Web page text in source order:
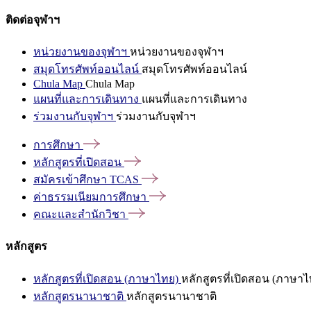
ติดต่อจุฬาฯ
หน่วยงานของจุฬาฯ หน่วยงานของจุฬาฯ
สมุดโทรศัพท์ออนไลน์ สมุดโทรศัพท์ออนไลน์
Chula Map Chula Map
แผนที่และการเดินทาง แผนที่และการเดินทาง
ร่วมงานกับจุฬาฯ ร่วมงานกับจุฬาฯ
การศึกษา
หลักสูตรที่เปิดสอน
สมัครเข้าศึกษา TCAS
ค่าธรรมเนียมการศึกษา
คณะและสำนักวิชา
หลักสูตร
หลักสูตรที่เปิดสอน (ภาษาไทย) หลักสูตรที่เปิดสอน (ภาษาไ
หลักสูตรนานาชาติ หลักสูตรนานาชาติ